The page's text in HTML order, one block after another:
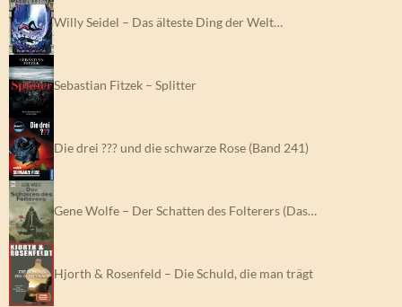
Willy Seidel – Das älteste Ding der Welt…
Sebastian Fitzek – Splitter
Die drei ??? und die schwarze Rose (Band 241)
Gene Wolfe – Der Schatten des Folterers (Das…
Hjorth & Rosenfeld – Die Schuld, die man trägt